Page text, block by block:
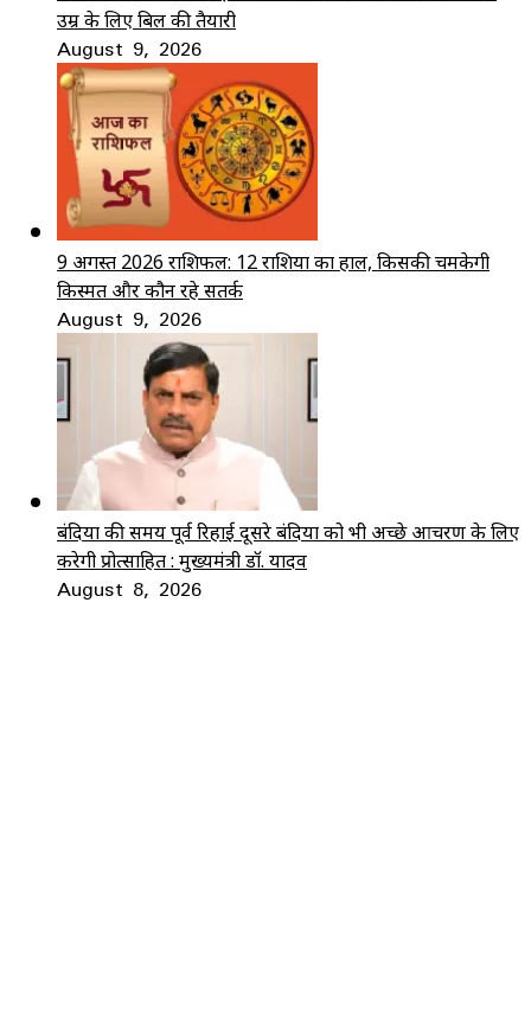
उम्र के लिए बिल की तैयारी
August 9, 2026
9 अगस्त 2026 राशिफल: 12 राशियों का हाल, किसकी चमकेगी
किस्मत और कौन रहे सतर्क
August 9, 2026
बंदियों की समय पूर्व रिहाई दूसरे बंदियों को भी अच्छे आचरण के लिए
करेगी प्रोत्साहित : मुख्यमंत्री डॉ. यादव
August 8, 2026